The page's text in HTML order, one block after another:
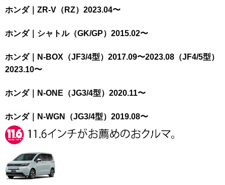
ホンダ｜ZR-V（RZ）2023.04〜
ホンダ｜シャトル（GK/GP）2015.02〜
ホンダ｜N-BOX（JF3/4型）2017.09〜2023.08（JF4/5型）
2023.10〜
ホンダ｜N-ONE（JG3/4型）2020.11〜
ホンダ｜N-WGN（JG3/4型）2019.08〜